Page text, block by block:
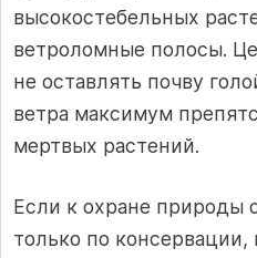
высокостебельных
ветроломные полосы.
не оставлять почву
ветра максимум
мертвых растений.
Если к охране природы
только по